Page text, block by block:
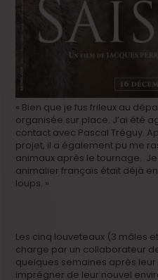
« Bien que je fus frileux au
organisée sur place. J’ai été
contact avec Pascal Tréguy.
projet, il a également pu me
animaux après le tournage.
animalier français était déjà
loups. »
Les cinq louveteaux (3 mâles
charge par un collaborateur
quelques semaines après
imprégner de leur nouvel